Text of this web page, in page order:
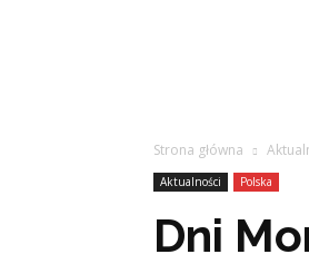
Strona główna
Aktualności Polska
Dni